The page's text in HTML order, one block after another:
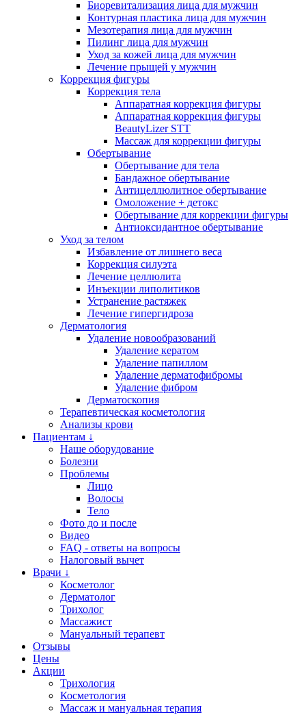
Биоревитализация лица для мужчин
Контурная пластика лица для мужчин
Мезотерапия лица для мужчин
Пилинг лица для мужчин
Уход за кожей лица для мужчин
Лечение прыщей у мужчин
Коррекция фигуры
Коррекция тела
Аппаратная коррекция фигуры
Аппаратная коррекция фигуры
BeautyLizer STT
Массаж для коррекции фигуры
Обертывание
Обертывание для тела
Бандажное обертывание
Антицеллюлитное обертывание
Омоложение + детокс
Обертывание для коррекции фигуры
Антиоксидантное обертывание
Уход за телом
Избавление от лишнего веса
Коррекция силуэта
Лечение целлюлита
Инъекции липолитиков
Устранение растяжек
Лечение гипергидроза
Дерматология
Удаление новообразований
Удаление кератом
Удаление папиллом
Удаление дерматофибромы
Удаление фибром
Дерматоскопия
Терапевтическая косметология
Анализы крови
Пациентам ↓
Наше оборудование
Болезни
Проблемы
Лицо
Волосы
Тело
Фото до и после
Видео
FAQ - ответы на вопросы
Налоговый вычет
Врачи ↓
Косметолог
Дерматолог
Трихолог
Массажист
Мануальный терапевт
Отзывы
Цены
Акции
Трихология
Косметология
Массаж и мануальная терапия